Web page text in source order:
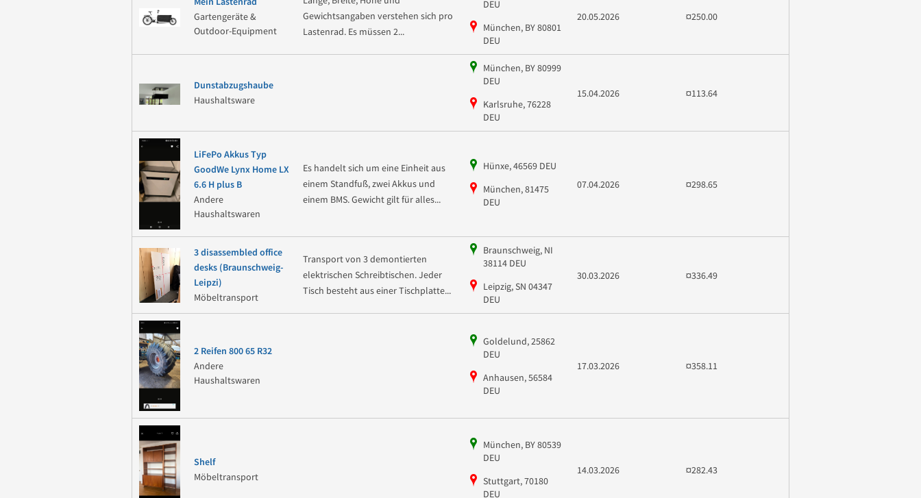
Gartengeräte &
Outdoor-Equipment
Gewichtsangaben verstehen sich pro
Lastenrad. Es müssen 2...
DEU
München, BY 80801
DEU
20.05.2026 ¤250.00
Dunstabzugshaube
Haushaltsware
München, BY 80999
DEU
Karlsruhe, 76228
DEU
15.04.2026 ¤113.64
LiFePo Akkus Typ
GoodWe Lynx Home LX
6.6 H plus B
Andere
Haushaltswaren
Es handelt sich um eine Einheit aus
einem Standfuß, zwei Akkus und
einem BMS. Gewicht gilt für alles...
Hünxe, 46569 DEU
München, 81475
DEU
07.04.2026 ¤298.65
3 disassembled office
desks (Braunschweig-
Leipzi)
Möbeltransport
Transport von 3 demontierten
elektrischen Schreibtischen. Jeder
Tisch besteht aus einer Tischplatte...
Braunschweig, NI
38114 DEU
Leipzig, SN 04347
DEU
30.03.2026 ¤336.49
2 Reifen 800 65 R32
Andere
Haushaltswaren
Goldelund, 25862
DEU
Anhausen, 56584
DEU
17.03.2026 ¤358.11
Shelf
Möbeltransport
München, BY 80539
DEU
Stuttgart, 70180
DEU
14.03.2026 ¤282.43